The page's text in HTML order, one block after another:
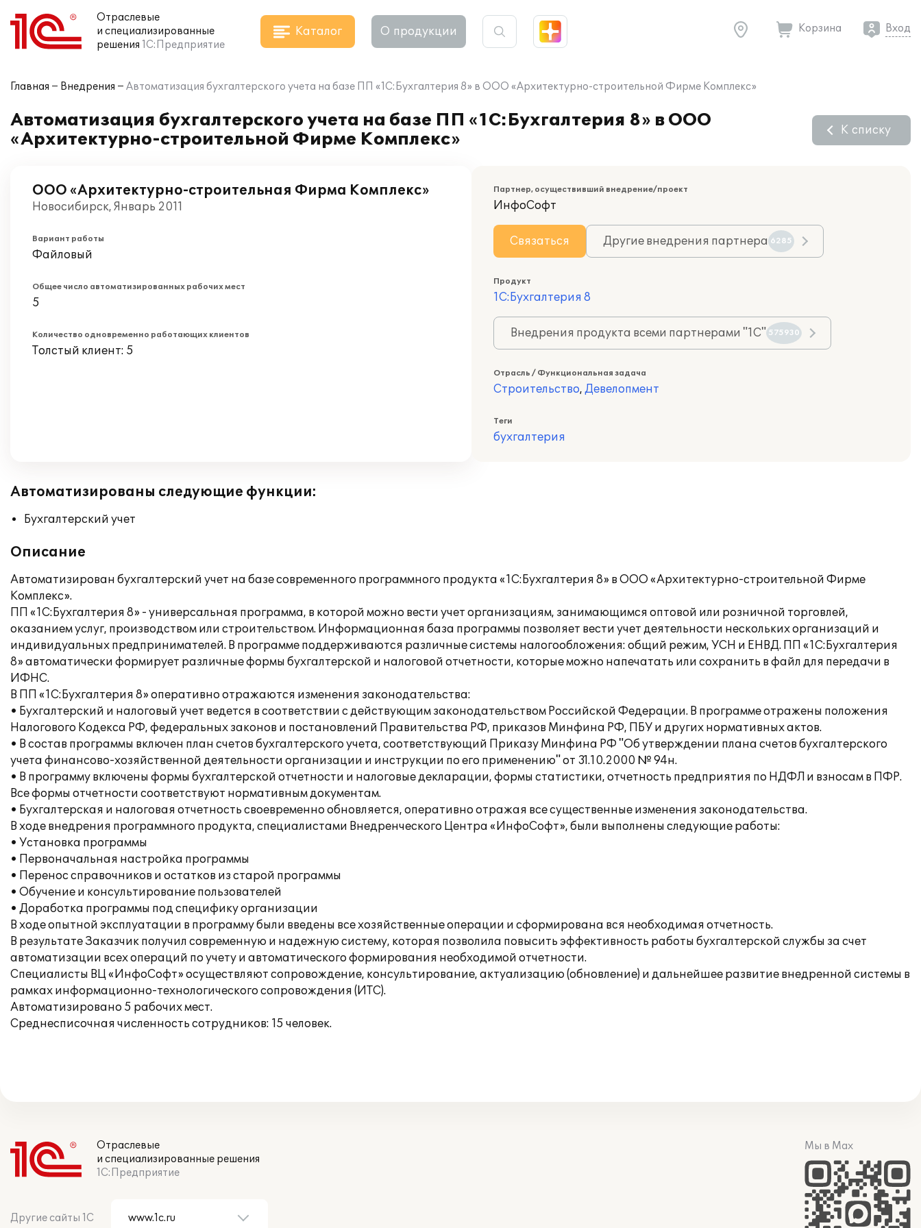
Отраслевые
и специализированные
решения 1С:Предприятие
Каталог О продукции Корзина Вход
Главная Внедрения Автоматизация бухгалтерского учета на базе ПП «1С:Бухгалтерия 8» в ООО «Архитектурно-строительной Фирме Комплекс»
Автоматизация бухгалтерского учета на базе ПП «1С:Бухгалтерия 8» в ООО
«Архитектурно-строительной Фирме Комплекс»
К списку
ООО «Архитектурно-строительная Фирма Комплекс»
Новосибирск, Январь 2011
Вариант работы
Файловый
Общее число автоматизированных рабочих мест
5
Количество одновременно работающих клиентов
Толстый клиент: 5
Партнер, осуществивший внедрение/проект
ИнфоСофт
Связаться Другие внедрения партнера 6285
Продукт
1С:Бухгалтерия 8
Внедрения продукта всеми партнерами "1С" 575930
Отрасль / Функциональная задача
Строительство, Девелопмент
Теги
бухгалтерия
Автоматизированы следующие функции:
Бухгалтерский учет
Описание
Автоматизирован бухгалтерский учет на базе современного программного продукта «1С:Бухгалтерия 8» в ООО «Архитектурно-строительной Фирме
Комплекс».
ПП «1С:Бухгалтерия 8» - универсальная программа, в которой можно вести учет организациям, занимающимся оптовой или розничной торговлей,
оказанием услуг, производством или строительством. Информационная база программы позволяет вести учет деятельности нескольких организаций и
индивидуальных предпринимателей. В программе поддерживаются различные системы налогообложения: общий режим, УСН и ЕНВД. ПП «1С:Бухгалтерия
8» автоматически формирует различные формы бухгалтерской и налоговой отчетности, которые можно напечатать или сохранить в файл для передачи в
ИФНС.
В ПП «1С:Бухгалтерия 8» оперативно отражаются изменения законодательства:
• Бухгалтерский и налоговый учет ведется в соответствии с действующим законодательством Российской Федерации. В программе отражены положения
Налогового Кодекса РФ, федеральных законов и постановлений Правительства РФ, приказов Минфина РФ, ПБУ и других нормативных актов.
• В состав программы включен план счетов бухгалтерского учета, соответствующий Приказу Минфина РФ "Об утверждении плана счетов бухгалтерского
учета финансово-хозяйственной деятельности организации и инструкции по его применению" от 31.10.2000 № 94н.
• В программу включены формы бухгалтерской отчетности и налоговые декларации, формы статистики, отчетность предприятия по НДФЛ и взносам в ПФР.
Все формы отчетности соответствуют нормативным документам.
• Бухгалтерская и налоговая отчетность своевременно обновляется, оперативно отражая все существенные изменения законодательства.
В ходе внедрения программного продукта, специалистами Внедренческого Центра «ИнфоСофт», были выполнены следующие работы:
• Установка программы
• Первоначальная настройка программы
• Перенос справочников и остатков из старой программы
• Обучение и консультирование пользователей
• Доработка программы под специфику организации
В ходе опытной эксплуатации в программу были введены все хозяйственные операции и сформирована вся необходимая отчетность.
В результате Заказчик получил современную и надежную систему, которая позволила повысить эффективность работы бухгалтерской службы за счет
автоматизации всех операций по учету и автоматического формирования необходимой отчетности.
Специалисты ВЦ «ИнфоСофт» осуществляют сопровождение, консультирование, актуализацию (обновление) и дальнейшее развитие внедренной системы в
рамках информационно-технологического сопровождения (ИТС).
Автоматизировано 5 рабочих мест.
Среднесписочная численность сотрудников: 15 человек.
Отраслевые
и специализированные решения
1С:Предприятие
Другие сайты 1С
Мы в Max